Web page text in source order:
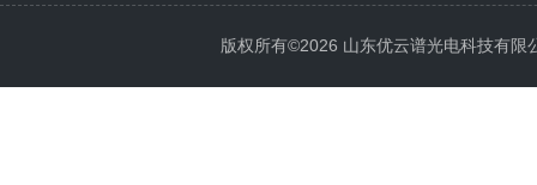
版权所有©2026 山东优云谱光电科技有